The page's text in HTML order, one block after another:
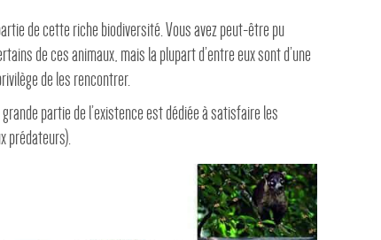
de cette riche biodiversité. Vous avez peut-être pu
de ces animaux, mais la plupart d’entre eux sont d’une
de les rencontrer.
partie de l’existence est dédiée à satisfaire les
prédateurs).